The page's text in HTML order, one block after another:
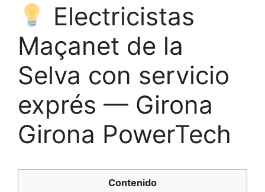
Electricistas
Maçanet de la
Selva con servicio
exprés — Girona
Girona PowerTech
Contenido